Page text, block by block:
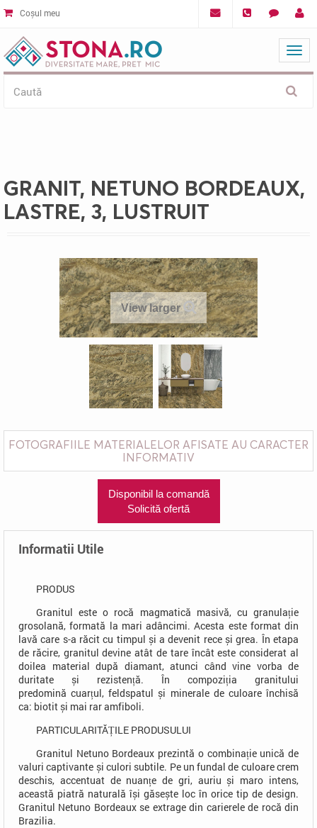
Coșul meu
GRANIT, NETUNO BORDEAUX,
LASTRE, 3, LUSTRUIT
View larger
>
FOTOGRAFIILE MATERIALELOR AFISATE AU CARACTER
INFORMATIV
Disponibil la comandă
Solicită ofertă
Informatii Utile
PRODUS
Granitul este o rocă magmatică masivă, cu granulație
grosolană, formată la mari adâncimi. Acesta este format din
lavă care s-a răcit cu timpul și a devenit rece și grea. În etapa
de răcire, granitul devine atât de tare încât este considerat al
doilea material după diamant, atunci când vine vorba de
duritate și rezistență. În compoziția granitului
predominăcuarțul,feldspatul și minerale de culoare închisă
ca: biotit și mai raramfiboli.
PARTICULARITĂȚILE PRODUSULUI
Granitul Netuno Bordeaux prezintă o combinație unică de
valuri captivante și culori subtile. Pe un fundal de culoare crem
deschis, accentuat de nuanțe de gri, auriu și maro intens,
această piatră naturală își găsește loc în orice tip de design.
Granitul Netuno Bordeaux se extrage din carierele de rocă din
Brazilia.